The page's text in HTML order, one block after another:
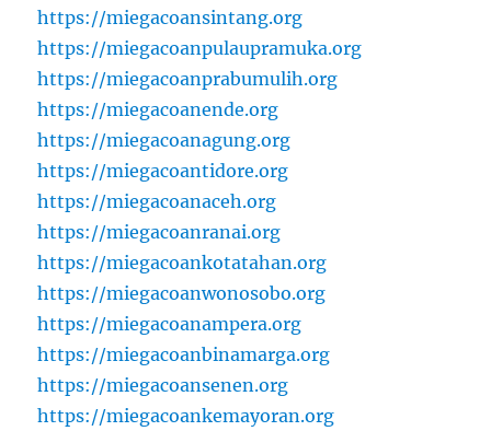
https://miegacoansintang.org
https://miegacoanpulaupramuka.org
https://miegacoanprabumulih.org
https://miegacoanende.org
https://miegacoanagung.org
https://miegacoantidore.org
https://miegacoanaceh.org
https://miegacoanranai.org
https://miegacoankotatahan.org
https://miegacoanwonosobo.org
https://miegacoanampera.org
https://miegacoanbinamarga.org
https://miegacoansenen.org
https://miegacoankemayoran.org